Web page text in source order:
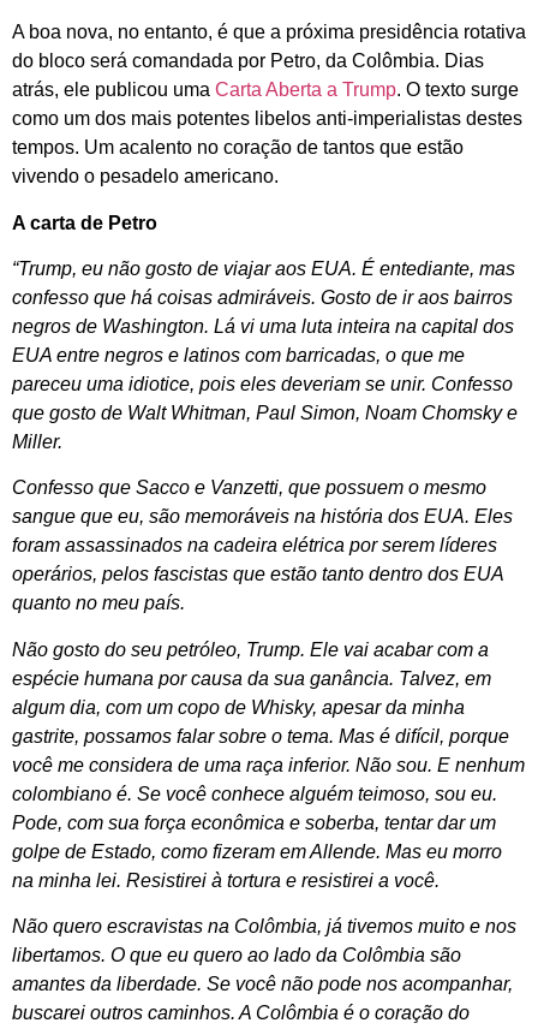
A boa nova, no entanto, é que a próxima presidência rotativa
do bloco será comandada por Petro, da Colômbia. Dias
atrás, ele publicou uma Carta Aberta a Trump. O texto surge
como um dos mais potentes libelos anti-imperialistas destes
tempos. Um acalento no coração de tantos que estão
vivendo o pesadelo americano.
A carta de Petro
“Trump, eu não gosto de viajar aos EUA. É entediante, mas
confesso que há coisas admiráveis. Gosto de ir aos bairros
negros de Washington. Lá vi uma luta inteira na capital dos
EUA entre negros e latinos com barricadas, o que me
pareceu uma idiotice, pois eles deveriam se unir. Confesso
que gosto de Walt Whitman, Paul Simon, Noam Chomsky e
Miller.
Confesso que Sacco e Vanzetti, que possuem o mesmo
sangue que eu, são memoráveis na história dos EUA. Eles
foram assassinados na cadeira elétrica por serem líderes
operários, pelos fascistas que estão tanto dentro dos EUA
quanto no meu país.
Não gosto do seu petróleo, Trump. Ele vai acabar com a
espécie humana por causa da sua ganância. Talvez, em
algum dia, com um copo de Whisky, apesar da minha
gastrite, possamos falar sobre o tema. Mas é difícil, porque
você me considera de uma raça inferior. Não sou. E nenhum
colombiano é. Se você conhece alguém teimoso, sou eu.
Pode, com sua força econômica e soberba, tentar dar um
golpe de Estado, como fizeram em Allende. Mas eu morro
na minha lei. Resistirei à tortura e resistirei a você.
Não quero escravistas na Colômbia, já tivemos muito e nos
libertamos. O que eu quero ao lado da Colômbia são
amantes da liberdade. Se você não pode nos acompanhar,
buscarei outros caminhos. A Colômbia é o coração do